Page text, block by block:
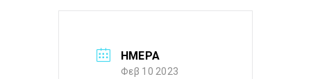
ΗΜΕΡΑ
Φεβ 10 2023